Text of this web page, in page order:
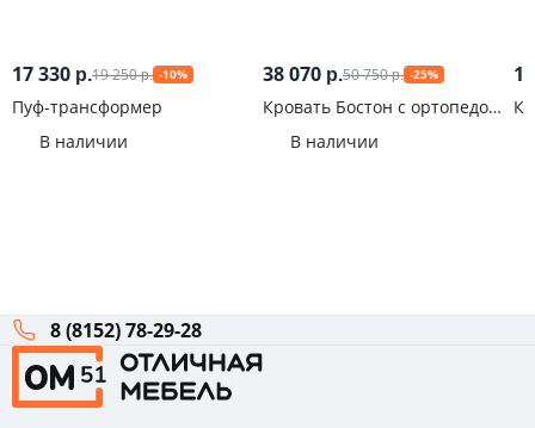
17 330 р.19 250р. -10%
Пуф-трансформер
В наличии
38 070 р.50 750р. -25%
Кровать Бостон с ортопедом
В наличии
8 (8152) 78-29-28